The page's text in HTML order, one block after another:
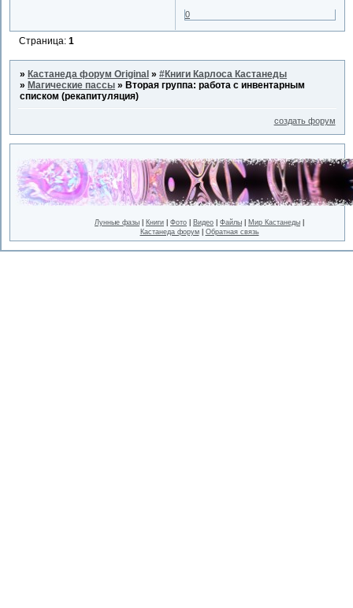
0
Страница:1
»Кастанеда форум Original »#Книги Карлоса Кастанеды
»Магические пассы »Вторая группа: работа с инвентарным
списком (рекапитуляция)
создать форум
Лунные фазы Книги Фото Видео Файлы Мир Кастанеды
Кастанеда форум| Обратная связь